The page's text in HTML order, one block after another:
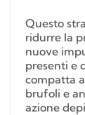
Questo
ridurre la
nuove
presenti e
compatta
brufoli e
azione